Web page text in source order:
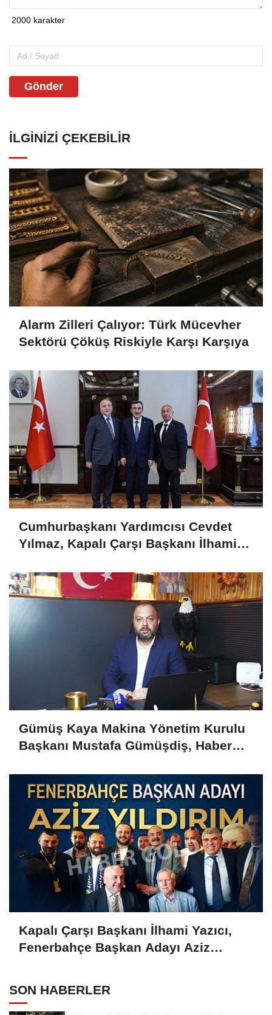
Gönder
İLGINIZI ÇEKEBILIR
Alarm Zilleri Çalıyor: Türk Mücevher
Sektörü Çöküş Riskiyle Karşı Karşıya
Cumhurbaşkanı Yardımcısı Cevdet
Yılmaz, Kapalı Çarşı Başkanı İlhami
Gümüş Kaya Makina Yönetim Kurulu
Başkanı Mustafa Gümüşdiş, Haber
Kapalı Çarşı Başkanı İlhami Yazıcı,
Fenerbahçe Başkan Adayı Aziz
SON HABERLER